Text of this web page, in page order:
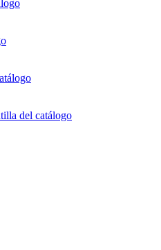
del catálogo